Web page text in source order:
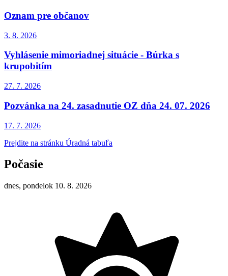
Oznam pre občanov
3. 8. 2026
Vyhlásenie mimoriadnej situácie - Búrka s
krupobitím
27. 7. 2026
Pozvánka na 24. zasadnutie OZ dňa 24. 07. 2026
17. 7. 2026
Prejdite na stránku Úradná tabuľa
Počasie
dnes, pondelok 10. 8. 2026